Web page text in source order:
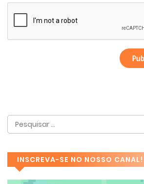
INSCREVA-SE NO NOSSO CANAL!